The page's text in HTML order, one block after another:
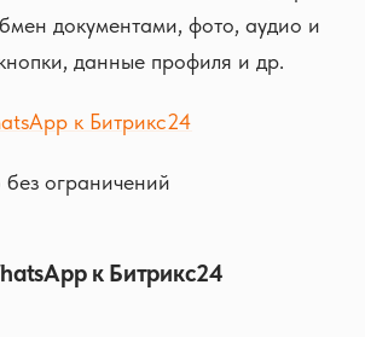
документами, фото, аудио и
данные профиля и др.
к Битрикс24
ограничений
к Битрикс24